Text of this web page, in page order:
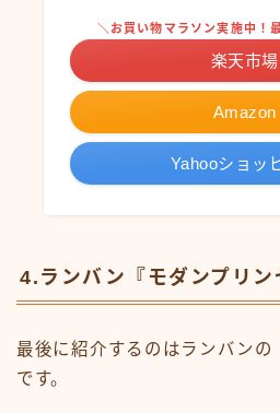
Amazon
＼お買い物マラソン実施中！
楽天市場
Yahooショッ
4.ランバン『モダンプリン
最後に紹介するのはランバンの
です。